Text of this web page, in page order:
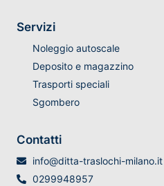
Servizi
Noleggio autoscale
Deposito e magazzino
Trasporti speciali
Sgombero
Contatti
info@ditta-traslochi-milano.it
0299948957